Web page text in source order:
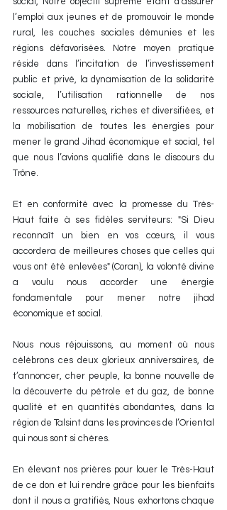
l’emploi aux jeunes et de promouvoir le monde
rural, les couches sociales démunies et les
régions défavorisées. Notre moyen pratique
réside dans l’incitation de l’investissement
public et privé, la dynamisation de la solidarité
sociale, l’utilisation rationnelle de nos
ressources naturelles, riches et diversifiées, et
la mobilisation de toutes les énergies pour
mener le grand Jihad économique et social, tel
que nous l’avions qualifié dans le discours du
Trône.
Et en conformité avec la promesse du Très-
Haut faite à ses fidèles serviteurs: "Si Dieu
reconnaît un bien en vos cœurs, il vous
accordera de meilleures choses que celles qui
vous ont été enlevées" (Coran), la volonté divine
a voulu nous accorder une énergie
fondamentale pour mener notre jihad
économique et social.
Nous nous réjouissons, au moment où nous
célébrons ces deux glorieux anniversaires, de
t’annoncer, cher peuple, la bonne nouvelle de
la découverte du pétrole et du gaz, de bonne
qualité et en quantités abondantes, dans la
région de Talsint dans les provinces de l’Oriental
qui nous sont si chères.
En élevant nos prières pour louer le Très-Haut
de ce don et lui rendre grâce pour les bienfaits
dont il nous a gratifiés, Nous exhortons chaque